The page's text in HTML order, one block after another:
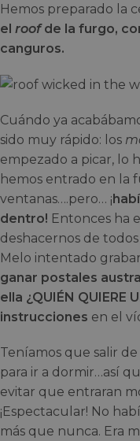
Hemos preparado la
el roofde la furgo,
canguros.
Cuándo ya
sido muy rápido: los
empezado a picar, lo
hemos entrado en la
ventanas….pero… ¡
dentro! Entonces ha
deshacernos de
Melo intentado
ganar postales
ella ¿QUIÉN QUIERE
instrucciones en el
Teníamos que salir
para ir a dormir…así
evitar que entraran
¡Espectacular! No
más que nunca. Era